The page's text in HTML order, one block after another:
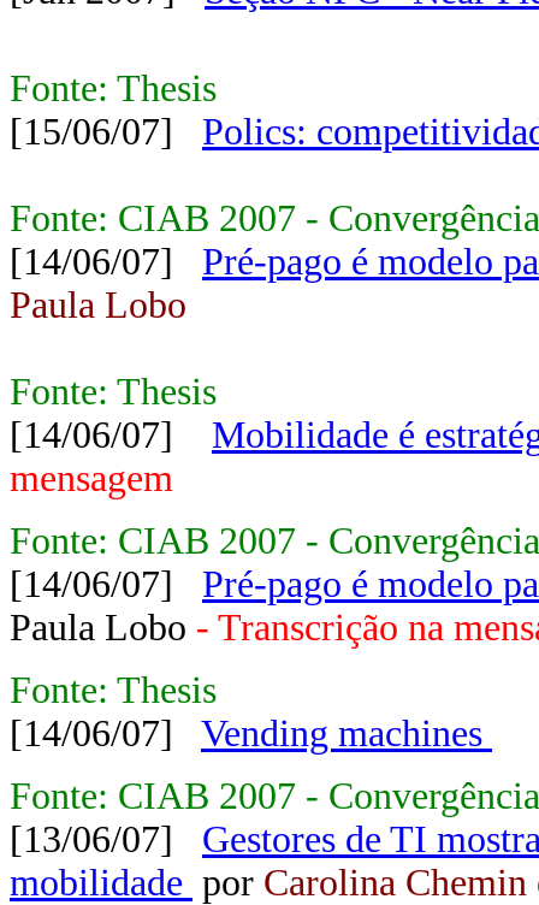
Fonte: Thesis
[15/06/07] Polics:
Fonte: CIAB 2007 -
[14/06/07] Pré-pago é modelo
Paula Lobo
Fonte: Thesis
[14/06/07] Mobilidade é
mensagem
Fonte: CIAB 2007 -
[14/06/07] Pré-pago é modelo
Paula Lobo - Transcrição na
Fonte: Thesis
[14/06/07] Vending machines
Fonte: CIAB 2007 -
[13/06/07] Gestores de TI
mobilidade por Carolina Chemin